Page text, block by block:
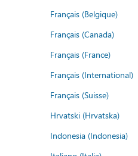
Français (Belgique)
Français (Canada)
Français (France)
Français (International)
Français (Suisse)
Hrvatski (Hrvatska)
Indonesia (Indonesia)